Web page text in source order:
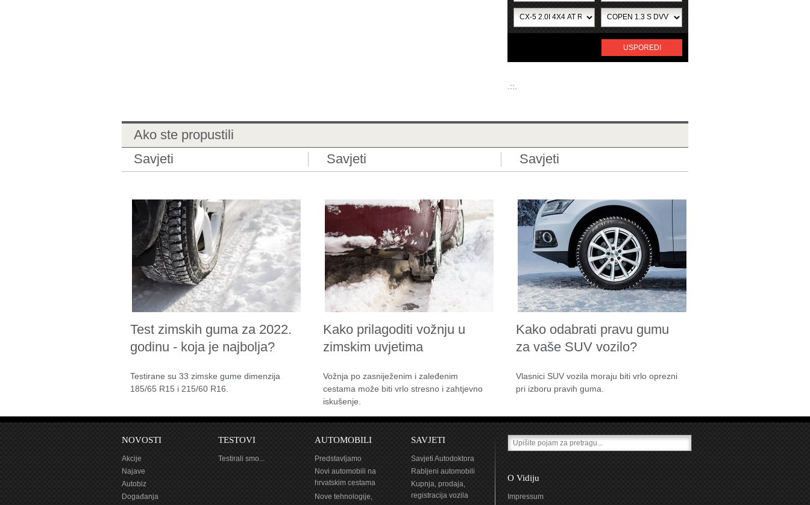
USPOREDI
.::.
Ako ste propustili
Savjeti
Savjeti Savjeti
Test zimskih guma za 2022.
godinu - koja je najbolja?
Testirane su 33 zimske gume dimenzija
185/65 R15 i 215/60 R16.
Kako prilagoditi vožnju u
zimskim uvjetima
Vožnja po zasniježenim i zaleđenim
cestama može biti vrlo stresno i zahtjevno
iskušenje.
Kako odabrati pravu gumu
za vaše SUV vozilo?
Vlasnici SUV vozila moraju biti vrlo oprezni
pri izboru pravih guma.
NOVOSTI
Akcije
Najave
Autobiz
Događanja
TESTOVI
Testirali smo...
AUTOMOBILI
Predstavljamo
Novi automobili na
hrvatskim cestama
Nove tehnologije,
SAVJETI
Savjeti Autodoktora
Rabljeni automobili
Kupnja, prodaja,
registracija vozila
O Vidiju
Impressum